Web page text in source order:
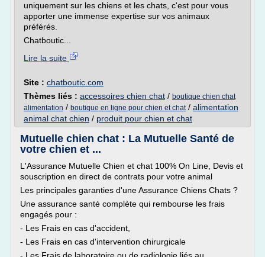
uniquement sur les chiens et les chats, c'est pour vous
apporter une immense expertise sur vos animaux
préférés.
Chatboutic...
Lire la suite
Site : chatboutic.com
Thèmes liés : accessoires chien chat / boutique chien chat
alimentation / boutique en ligne pour chien et chat/ alimentation
animal chat chien / produit pour chien et chat
Mutuelle chien chat : La Mutuelle Santé de
votre chien et ...
L'Assurance Mutuelle Chien et chat 100% On Line, Devis et
souscription en direct de contrats pour votre animal
Les principales garanties d'une Assurance Chiens Chats ?
Une assurance santé complète qui rembourse les frais
engagés pour :
- Les Frais en cas d'accident,
- Les Frais en cas d'intervention chirurgicale